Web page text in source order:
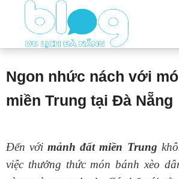
Ngon nhức nách với
miền Trung tại Đà Nẵng
Đến vớimảnh đất miền Trung
việc thưởng thức món bánh xèo